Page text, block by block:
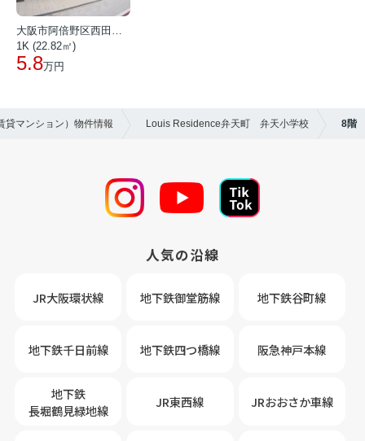
大阪市阿倍野区西田辺町１丁目
1K (22.82㎡)
5.8万円
貸マンション）物件情報 Louis Residence弁天町 弁天小学校 8階
人気の沿線
JR大阪環状線 地下鉄御堂筋線 地下鉄谷町線
地下鉄千日前線 地下鉄四つ橋線 阪急神戸本線
地下鉄
長堀鶴見緑地線
JR東西線 JRおおさか車線